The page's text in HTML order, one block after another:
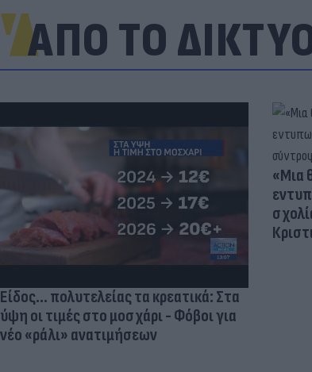
ΑΠΟ ΤΟ
Είδος... πολυτελείας τα κρεατικά: Στα
ύψη οι τιμές στο μοσχάρι - Φόβοι για
νέο «ράλι» ανατιμήσεων
«Μια